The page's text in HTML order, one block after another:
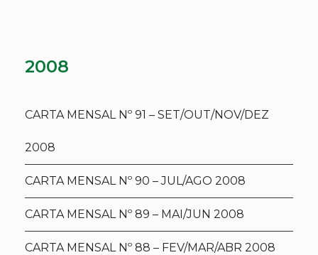
2008
CARTA MENSAL Nº 91 – SET/OUT/NOV/DEZ
2008
CARTA MENSAL Nº 90 – JUL/AGO 2008
CARTA MENSAL Nº 89 – MAI/JUN 2008
CARTA MENSAL Nº 88 – FEV/MAR/ABR 2008